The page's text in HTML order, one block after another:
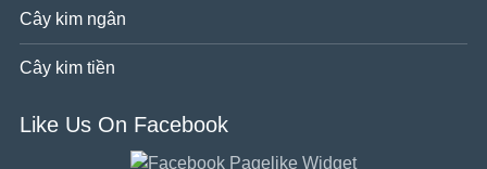
Cây kim ngân
Cây kim tiền
Like Us On Facebook